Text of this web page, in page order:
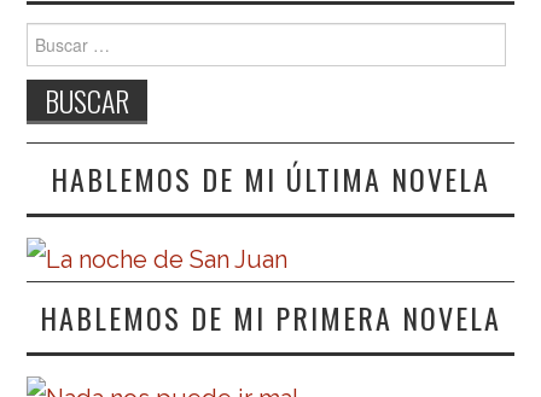
Buscar:
HABLEMOS DE MI ÚLTIMA NOVELA
HABLEMOS DE MI PRIMERA NOVELA